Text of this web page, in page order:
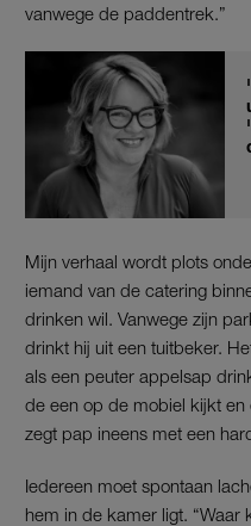
vanwege de paddentrek.”
Mijn verhaal wordt plots
iemand van de catering
drinken wil. Vanwege zijn
drinkt hij uit een tuitbeker.
als een peuter appelsap
de een op de mobiel kijkt
zegt pap ineens met een
Iedereen moet spontaan
hem in de kamer ligt. “Waar